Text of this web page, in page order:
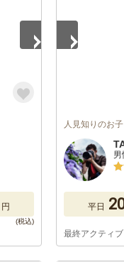
円
人見知りのお
平日
最終アクティ